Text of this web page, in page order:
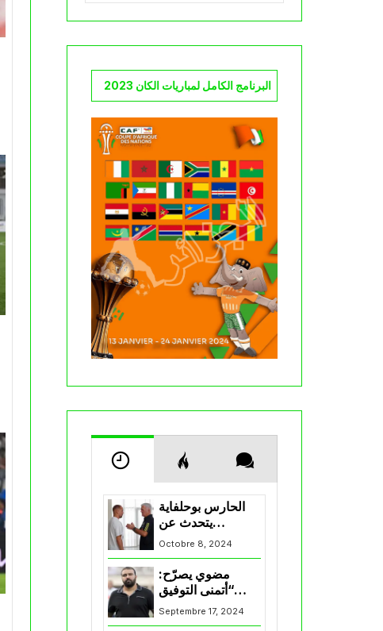
البرنامج الكامل لمباريات الكان 2023
الحارس بوحلفاية
يتحدث عن
طموحاته مع
المنتخب و شباب
قسنطينة
Octobre 8, 2024
مضوي يصرّح:
“أتمنى التوفيق
لممثلي الكرة
الجزائرية في
Septembre 17, 2024